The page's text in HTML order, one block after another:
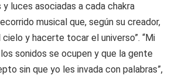
luces asociadas a cada chakra
musical que, según su creador,
y hacerte tocar el universo”. “Mi
sonidos se ocupen y que la gente
sin que yo les invada con palabras”,